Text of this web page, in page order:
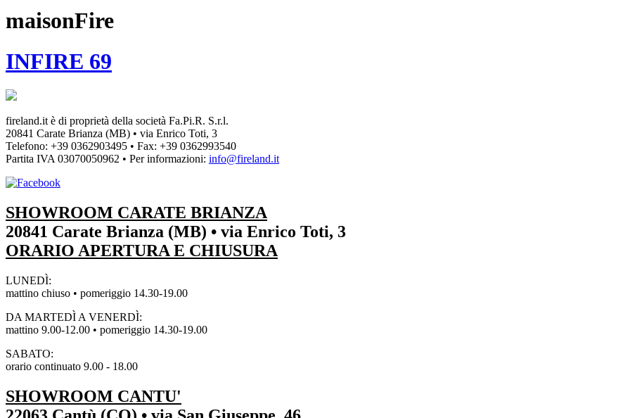
maisonFire
INFIRE 69
fireland.it è di proprietà della società Fa.Pi.R. S.r.l.
20841 Carate Brianza (MB) • via Enrico Toti, 3
Telefono: +39 0362903495 • Fax: +39 0362993540
Partita IVA03070050962 • Per informazioni: info@fireland.it
SHOWROOM CARATE BRIANZA
20841 Carate Brianza (MB) • via Enrico Toti, 3
ORARIO APERTURA E CHIUSURA
LUNEDÌ:
mattino chiuso • pomeriggio 14.30-19.00
DA MARTEDÌ A VENERDÌ:
mattino 9.00-12.00 • pomeriggio 14.30-19.00
SABATO:
orario continuato 9.00 - 18.00
SHOWROOM CANTU'